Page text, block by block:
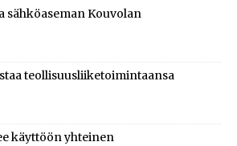
sähköaseman Kouvolan
teollisuusliiketoimintaansa
käyttöön yhteinen